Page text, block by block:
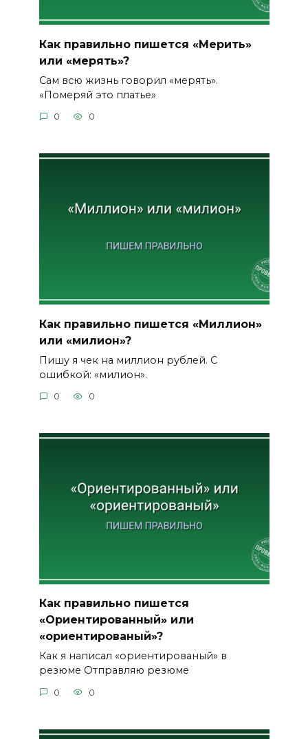
Как правильно пишется «Мерить»
или «мерять»?
Сам всю жизнь говорил «мерять».
«Померяй это платье»
0 0
Как правильно пишется «Миллион»
или «милион»?
Пишу я чек на миллион рублей. С
ошибкой: «милион».
0 0
Как правильно пишется
«Ориентированный» или
«ориентированый»?
Как я написал «ориентированый» в
резюме Отправляю резюме
0 0